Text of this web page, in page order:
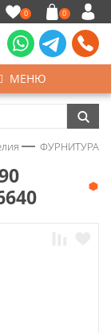
0 0
МЕНЮ
ФУРНИТУРА